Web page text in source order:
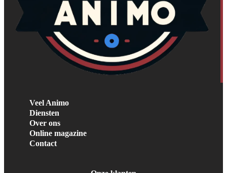
Veel Animo
Diensten
Over ons
Online magazine
Contact